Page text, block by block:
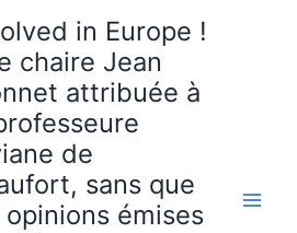
in Europe !
chaire Jean
attribuée à
de
sans que
opinions émises